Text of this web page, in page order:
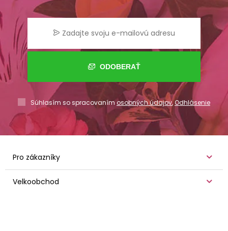
ODOBERAŤ
Súhlasím so spracovaním osobných údajov,Odhlásenie
Pro zákazníky
Velkoobchod